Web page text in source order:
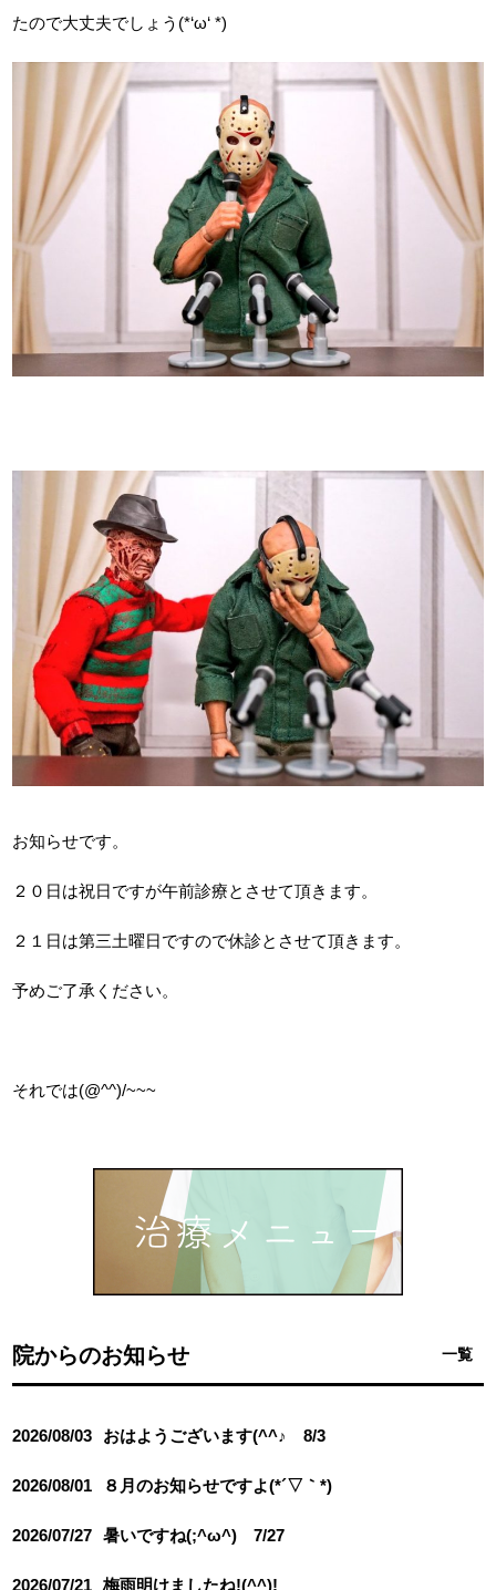
たので大丈夫でしょう(*‘ω‘ *)
お知らせです。
２０日は祝日ですが午前診療とさせて頂きます。
２１日は第三土曜日ですので休診とさせて頂きます。
予めご了承ください。
それでは(@^^)/~~~
院からのお知らせ 一覧
2026/08/03 おはようございます(^^♪ 8/3
2026/08/01 ８月のお知らせですよ(*´▽｀*)
2026/07/27 暑いですね(;^ω^) 7/27
2026/07/21 梅雨明けましたね!(^^)!